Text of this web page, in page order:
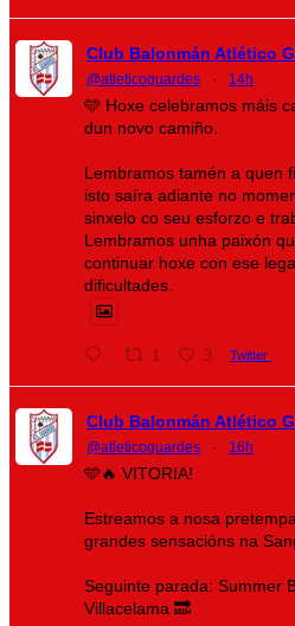
Club Balonmán Atlético
@atleticoguardes · 14h
🩵 Hoxe celebramos máis
dun novo camiño.
Lembramos tamén a quen
isto saíra adiante no
sinxelo co seu esforzo e
Lembramos unha paixón
continuar hoxe con ese
dificultades.
1 3 Twitter
Club Balonmán Atlético
@atleticoguardes · 16h
🩵🔥 VITORIA!
Estreamos a nosa
grandes sensacións na
Seguinte parada: Summer
Villacelama 🔜